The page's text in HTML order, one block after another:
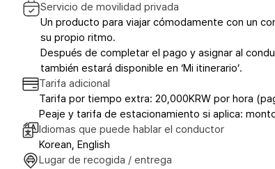
Servicio de movilidad privada
Un producto para viajar cómodamente con un
su propio ritmo.
Después de completar el pago y asignar al
también estará disponible en ‘Mi itinerario’.
Tarifa adicional
Tarifa por tiempo extra: 20,000KRW por hora
Peaje y tarifa de estacionamiento si aplica:
Idiomas que puede hablar el conductor
Korean, English
Lugar de recogida / entrega